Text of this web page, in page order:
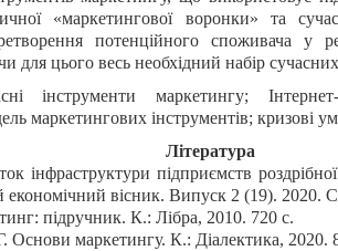
«маркетингової воронки» та
потенційного споживача у
для цього весь необхідний набір
інструменти маркетингу;
маркетингових інструментів; кризові
Література
інфраструктури підприємств
економічний вісник. Випуск 2 (19). 2020.
підручник. К.: Лібра, 2010. 720 с.
маркетингу. К.: Діалектика, 2020.